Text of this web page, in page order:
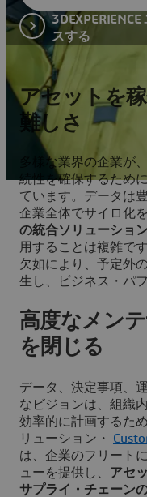
スする
アセットを
難しさ
多様な業界の企業が
続性を確保するため
ています。データは
企業全体でサイロ化
の統合ソリューション
用することは複雑で
欠如により、予定外
生し、ビジネス・パ
高度なメン
を閉じる
データ、決定事項、
なビジョンは、組織
効率的に計画するた
リューション・
は、企業のフリート
ューを提供し、 アセ
サプライ・チェーン